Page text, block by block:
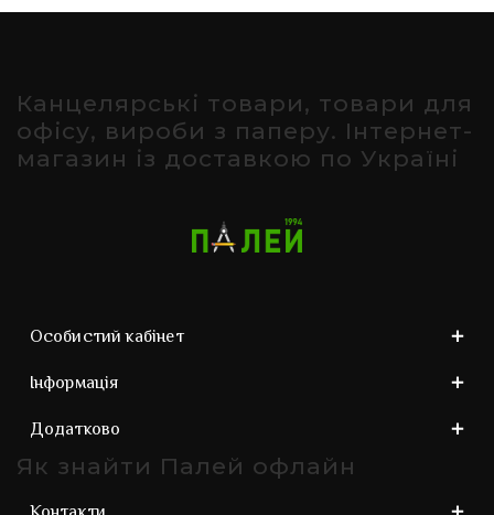
Канцелярські товари, товари для
офісу, вироби з паперу. Інтернет-
магазин із доставкою по Україні
Особистий кабінет
Інформація
Додатково
Як знайти Палей офлайн